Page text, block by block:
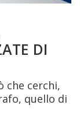
DI
che cerchi,
quello di